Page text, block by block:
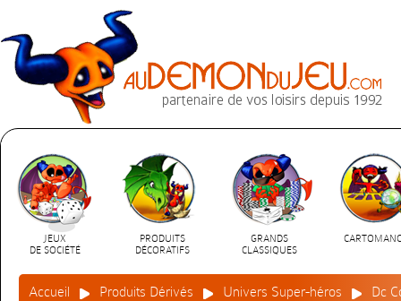
JEUX
DE SOCIÉTÉ
PRODUITS
DÉCORATIFS
GRANDS
CLASSIQUES
Accueil Produits Dérivés Univers Super-héros Dc